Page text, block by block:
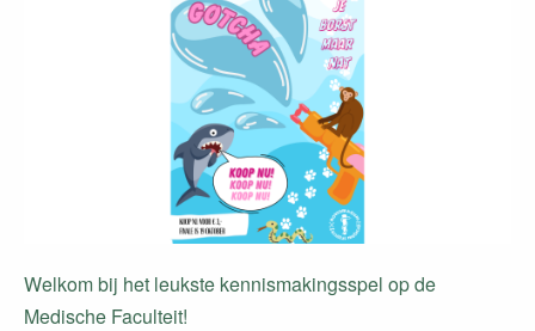
Welkom bij het leukste kennismakingsspel op de
Medische Faculteit!